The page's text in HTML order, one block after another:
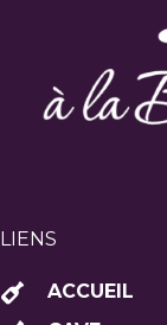
LIENS
ACCUEIL